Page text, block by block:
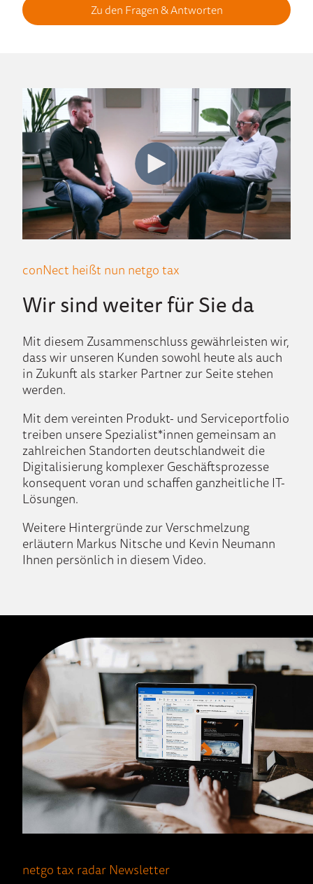
Zu den Fragen & Antworten
conNect heißt nun netgo tax
Wir sind weiter für Sie da
Mit diesem Zusammenschluss gewährleisten wir,
dass wir unseren Kunden sowohl heute als auch
in Zukunft als starker Partner zur Seite stehen
werden.
Mit dem vereinten Produkt- und Serviceportfolio
treiben unsere Spezialist*innen gemeinsam an
zahlreichen Standorten deutschlandweit die
Digitalisierung komplexer Geschäftsprozesse
konsequent voran und schaffen ganzheitliche IT-
Lösungen.
Weitere Hintergründe zur Verschmelzung
erläutern Markus Nitsche und Kevin Neumann
Ihnen persönlich in diesem Video.
netgo tax radar Newsletter